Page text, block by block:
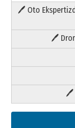
🖊 Oto
🖊
🖊